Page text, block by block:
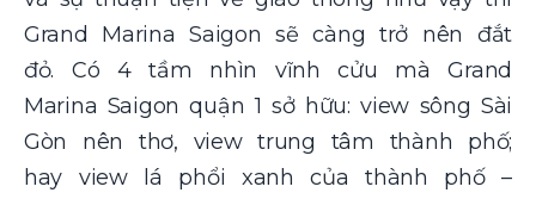
Grand Marina Saigon
sẽ càng trở nên đắt
đỏ. Có 4 tầm nhìn vĩnh cửu mà Grand
Marina Saigon quận 1 sở hữu: view sông Sài
Gòn nên thơ, view trung tâm thành phố;
hay view lá phổi xanh của thành phố –